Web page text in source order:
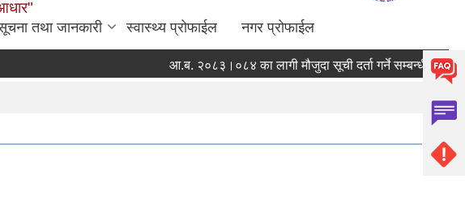
तथा जानकारी स्वास्थ्य प्रोफाईल नगर प्रोफाईल
आ.ब. २०८३।०८४ का लागी मौजुदा सूची दर्ता गर्ने सम्बन्धी सूचना ।